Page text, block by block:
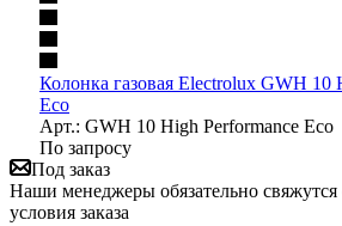
Колонка газовая Electrolux GWH 10
Eco
Арт.: GWH 10 High Performance Eco
По запросу
Под заказ
Наши менеджеры обязательно свяжутся
условия заказа